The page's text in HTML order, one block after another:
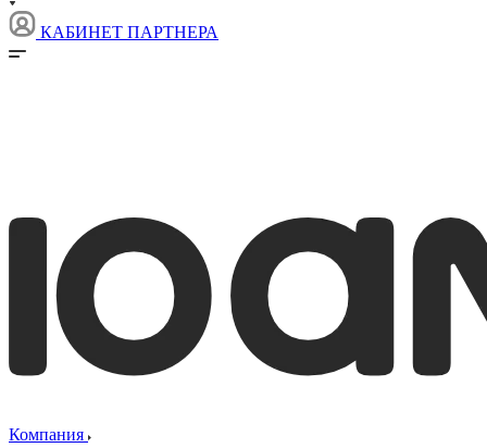
КАБИНЕТ ПАРТНЕРА
Компания